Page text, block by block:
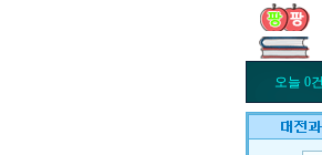
오늘 0건